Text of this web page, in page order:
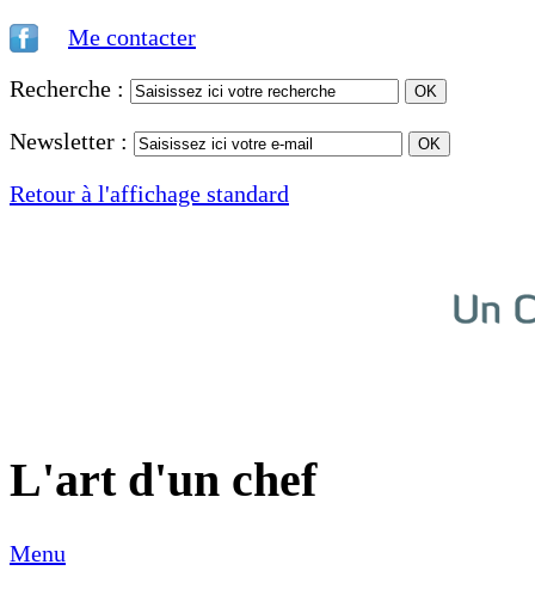
Me contacter
Recherche :
Newsletter :
Retour à l'affichage standard
L'art d'un chef
Menu